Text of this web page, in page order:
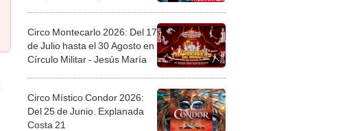
Circo Montecarlo 2026: Del 17
de Julio hasta el 30 Agosto en
Círculo Militar - Jesús María
Circo Místico Condor 2026:
Del 25 de Junio. Explanada
Costa 21